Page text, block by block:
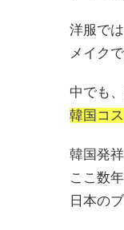
洋服で
メイク
中でも
韓国コ
韓国発
ここ数
日本の